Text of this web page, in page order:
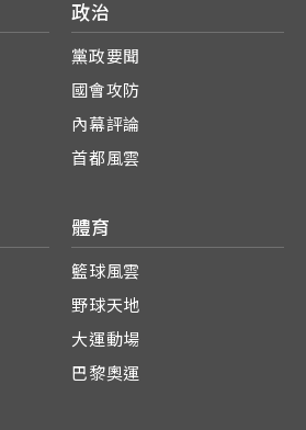
政治
黨政要聞
國會攻防
內幕評論
首都風雲
體育
籃球風雲
野球天地
大運動場
巴黎奧運